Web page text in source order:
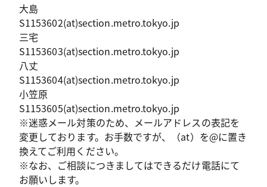
大島
S1153602(at)section.metro.tokyo.jp
三宅
S1153603(at)section.metro.tokyo.jp
八丈
S1153604(at)section.metro.tokyo.jp
小笠原
S1153605(at)section.metro.tokyo.jp
※迷惑メール対策のため、メールアドレスの表記を
変更しております。お手数ですが、（at）を@に置き
換えてご利用ください。
※なお、ご相談につきましてはできるだけ電話にて
お願いします。